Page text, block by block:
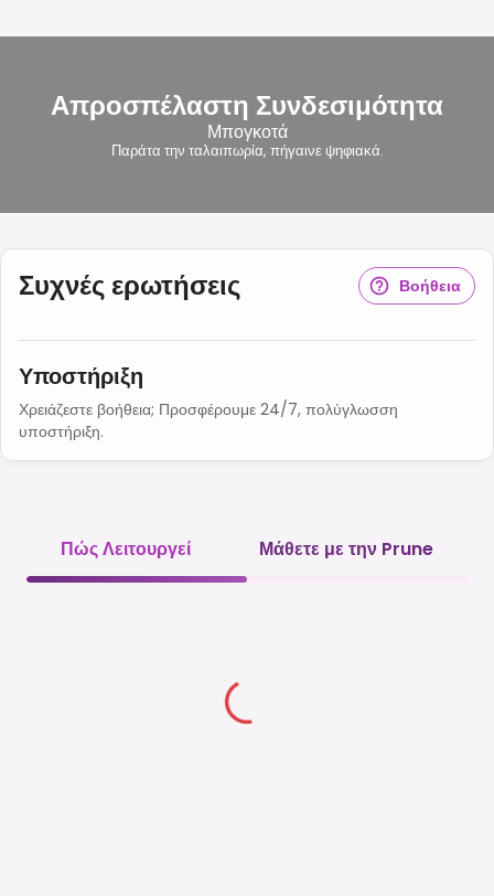
Απροσπέλαστη Συνδεσιμότητα
Μπογκοτά
Παράτα την ταλαιπωρία, πήγαινε ψηφιακά.
Συχνές ερωτήσεις Βοήθεια
Υποστήριξη
Χρειάζεστε βοήθεια; Προσφέρουμε 24/7, πολύγλωσση
υποστήριξη.
Πώς Λειτουργεί Μάθετε με την Prune